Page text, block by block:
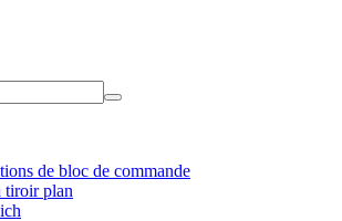
de bloc de commande
tiroir plan